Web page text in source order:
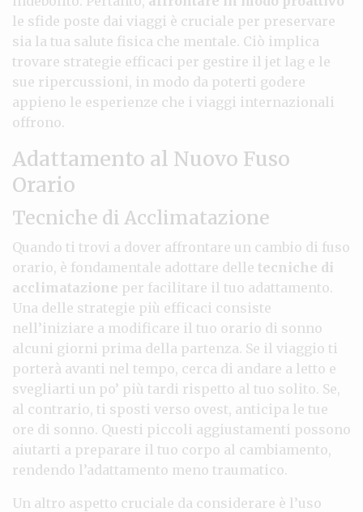
le sfide poste dai viaggi è cruciale per preservare
sia la tua salute fisica che mentale. Ciò implica
trovare strategie efficaci per gestire il jet lag e le
sue ripercussioni, in modo da poterti godere
appieno le esperienze che i viaggi internazionali
offrono.
Adattamento al Nuovo Fuso
Orario
Tecniche di Acclimatazione
Quando ti trovi a dover affrontare un cambio di fuso
orario, è fondamentale adottare delle tecniche di
acclimatazione per facilitare il tuo adattamento.
Una delle strategie più efficaci consiste
nell’iniziare a modificare il tuo orario di sonno
alcuni giorni prima della partenza. Se il viaggio ti
porterà avanti nel tempo, cerca di andare a letto e
svegliarti un po’ più tardi rispetto al tuo solito. Se,
al contrario, ti sposti verso ovest, anticipa le tue
ore di sonno. Questi piccoli aggiustamenti possono
aiutarti a preparare il tuo corpo al cambiamento,
rendendo l’adattamento meno traumatico.
Un altro aspetto cruciale da considerare è l’uso